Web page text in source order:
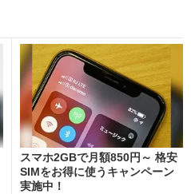
スマホ2GBで月額850円～ 格安
SIMをお得に使うキャンペーン
実施中！